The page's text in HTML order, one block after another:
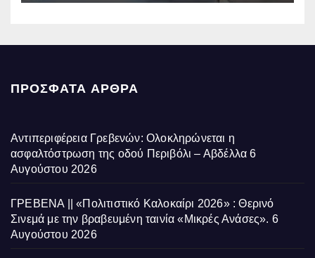
ΠΡΌΣΦΑΤΑ ΆΡΘΡΑ
Αντιπεριφέρεια Γρεβενών: Ολοκληρώνεται η
ασφαλτόστρωση της οδού Περιβόλι – Αβδέλλα 6
Αυγούστου 2026
ΓΡΕΒΕΝΑ || «Πολιτιστικό Καλοκαίρι 2026» : Θερινό
Σινεμά με την βραβευμένη ταινία «Μικρές Ανάσες». 6
Αυγούστου 2026